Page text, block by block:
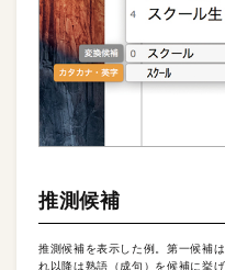
推測候補
推測候補を表示した例。第一候補
れ以降は熟語（成句）を候補に挙げ